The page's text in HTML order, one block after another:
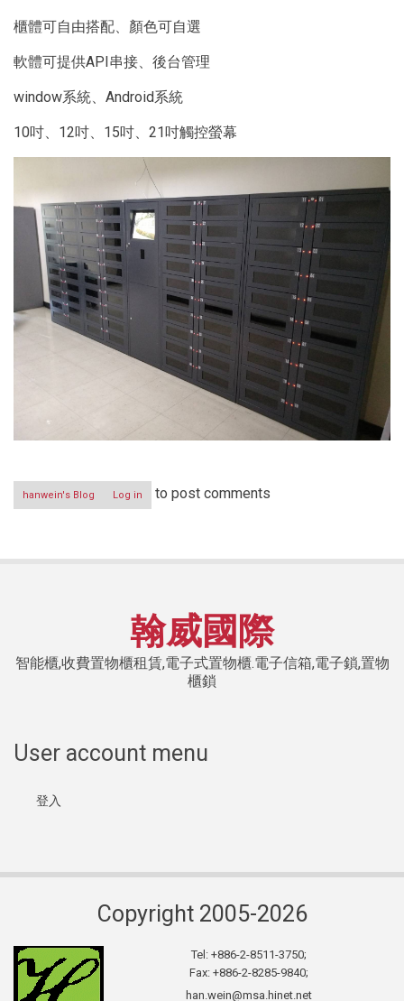
櫃體可自由搭配、顏色可自選
軟體可提供API串接、後台管理
window系統、Android系統
10吋、12吋、15吋、21吋觸控螢幕
hanwein's Blog Log in to post comments
翰威國際
智能櫃,收費置物櫃租賃,電子式置物櫃.電子信箱,電子鎖,置物
櫃鎖
User account menu
登入
Copyright 2005-2026
Tel: +886-2-8511-3750;​
Fax: +886-2-8285-9840;​​
han.wein@msa.hinet.net